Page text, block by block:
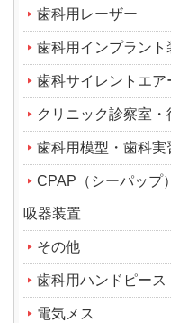
歯科用レーザー
歯科用インプラント
歯科サイレントエ
クリニック診察室・
歯科用模型・歯科実
CPAP（シーパップ
吸器装置
その他
歯科用ハンドピース
電気メス